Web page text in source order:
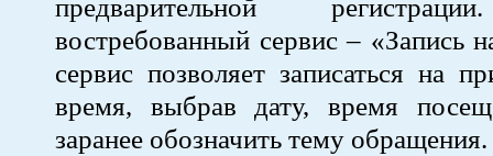
предварительной
востребованный сервис – «Запись
сервис позволяет записаться на
время, выбрав дату, время
заранее обозначить тему обращения.